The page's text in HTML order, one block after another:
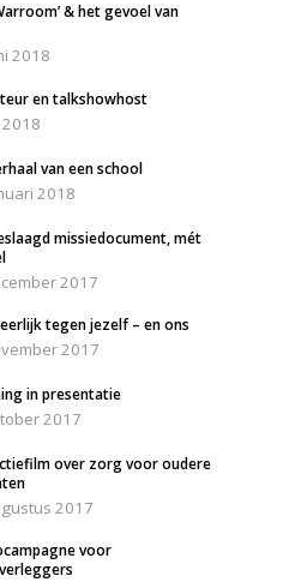
& het gevoel van
2018
en talkshowhost
van een school
2018
missiedocument, mét
2017
tegen jezelf – en ons
2017
in presentatie
2017
over zorg voor oudere
2017
voor